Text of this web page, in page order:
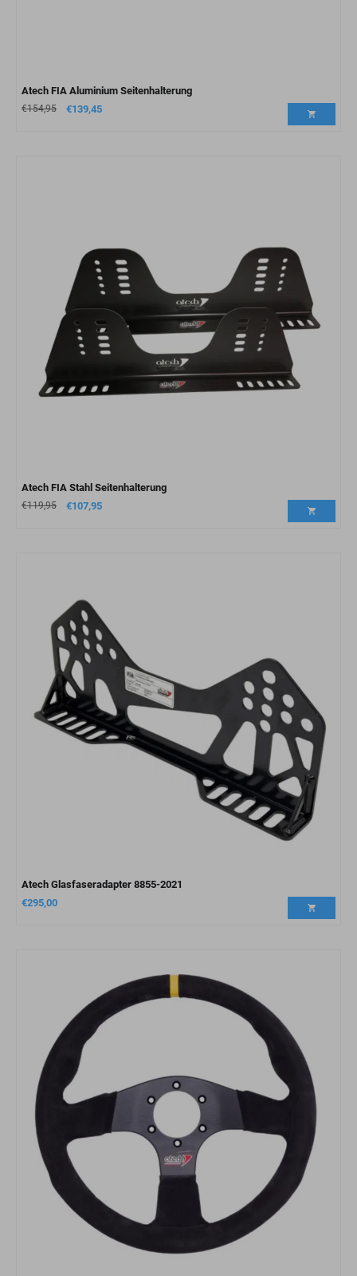
Atech FIA Aluminium Seitenhalterung
€154,95 €139,45
Atech FIA Stahl Seitenhalterung
€119,95 €107,95
Atech Glasfaseradapter 8855-2021
€295,00